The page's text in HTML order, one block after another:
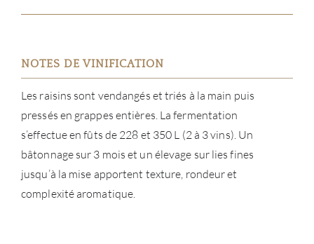
NOTES DE VINIFICATION
Les raisins sont vendangés et triés à la main puis
pressés en grappes entières. La fermentation
s’effectue en fûts de 228 et 350 L (2 à 3 vins). Un
bâtonnage sur 3 mois et un élevage sur lies fines
jusqu’à la mise apportent texture, rondeur et
complexité aromatique.